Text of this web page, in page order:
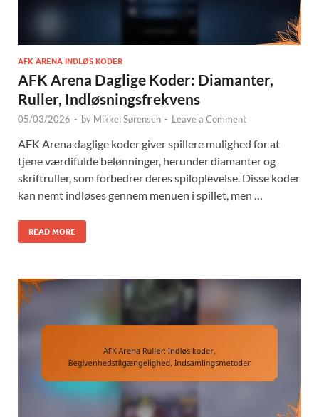
AFK ARENA INDLØS KODER
AFK Arena Daglige Koder: Diamanter,
Ruller, Indløsningsfrekvens
05/03/2026 - by Mikkel Sørensen - Leave a Comment
AFK Arena daglige koder giver spillere mulighed for at
tjene værdifulde belønninger, herunder diamanter og
skriftruller, som forbedrer deres spiloplevelse. Disse koder
kan nemt indløses gennem menuen i spillet, men …
READ MORE